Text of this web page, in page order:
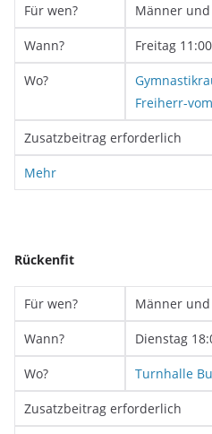
Für wen? Männer und
Wann? Freitag
Wo?
Freiherr-
Zusatzbeitrag erforderlich
Mehr
Rückenfit
Für wen? Männer und
Wann? Dienstag
Wo? Turnhalle
Zusatzbeitrag erforderlich